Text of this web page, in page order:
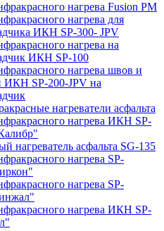
нагрева Fusion PM
нагрева для
ИКН SP-300- JPV
нагрева на
ИКН SP-100
нагрева швов и
SP-200-JPV на
нагреватели асфальта
нагрева ИКН SP-
нагреватель асфальта SG-135
нагрева SP-
нагрева SP-
нагрева ИКН SP-